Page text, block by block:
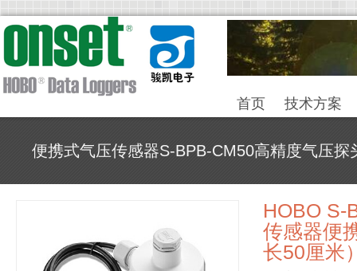
首页 技术方案
便携式气压传感器S-BPB-CM50高精度气压探
HOBO S-
传感器便
长50厘米